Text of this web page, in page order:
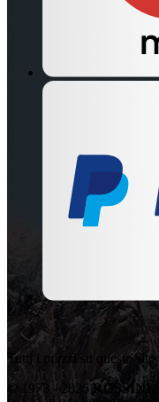
Tutti i prezzi su questo
© 1978 - 2026ROSSINI